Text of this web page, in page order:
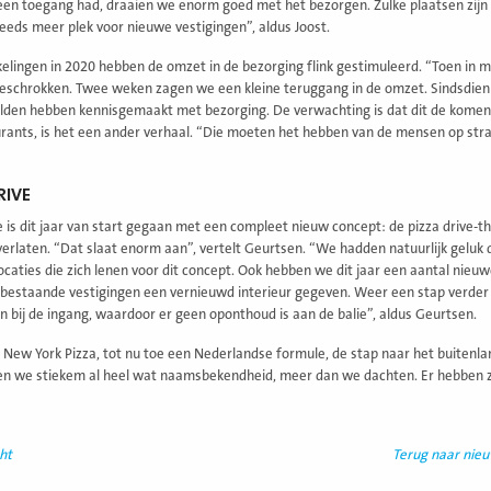
toegang had, draaien we enorm goed met het bezorgen. Zulke plaatsen
meer plek voor nieuwe vestigingen”, aldus Joost.
in 2020 hebben de omzet in de bezorging flink gestimuleerd. “Toen in
Twee weken zagen we een kleine teruggang in de omzet.
hebben kennisgemaakt met bezorging. De verwachting is dat dit de
is het een ander verhaal. “Die moeten het hebben van de mensen op
is dit jaar van start gegaan met een compleet nieuw concept: de pizza drive-
“Dat slaat enorm aan”, vertelt Geurtsen. “We hadden natuurlijk
die zich lenen voor dit concept. Ook hebben we dit jaar een aantal
vestigingen een vernieuwd interieur gegeven. Weer een stap
bij de ingang, waardoor er geen oponthoud is aan de balie”, aldus Geurtsen.
York Pizza, tot nu toe een Nederlandse formule, de stap naar het
we stiekem al heel wat naamsbekendheid, meer dan we dachten. Er
Terug naar